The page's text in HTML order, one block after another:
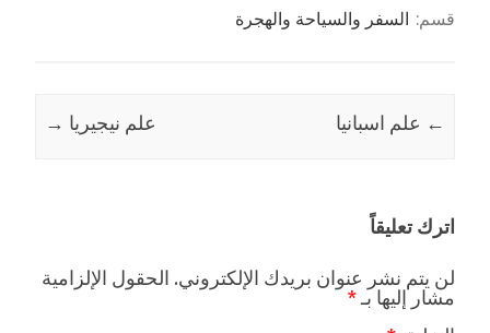
قسم: السفر والسياحة والهجرة
← علم اسبانيا علم نيجيريا →
اترك تعليقاً
لن يتم نشر عنوان بريدك الإلكتروني. الحقول الإلزامية
مشار إليها بـ *